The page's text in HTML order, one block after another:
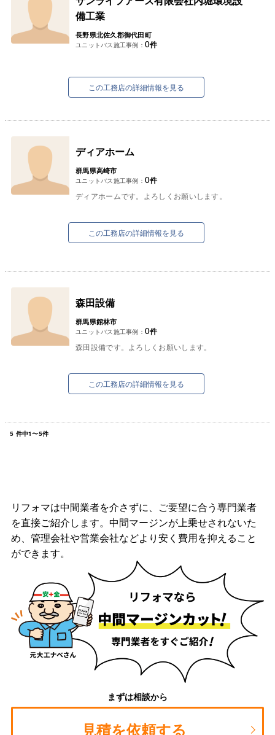
備工業
長野県北佐久郡御代田町
ユニットバス施工事例： 0件
この工務店の詳細情報を見る
ディアホーム
群馬県高崎市
ユニットバス施工事例： 0件
ディアホームです。よろしくお願いします。
この工務店の詳細情報を見る
森田設備
群馬県館林市
ユニットバス施工事例： 0件
森田設備です。よろしくお願いします。
この工務店の詳細情報を見る
5 件中1〜5件
リフォマは中間業者を介さずに、ご要望に合う専門業者
を直接ご紹介します。中間マージンが上乗せされないた
め、管理会社や営業会社などより安く費用を抑えること
ができます。
まずは相談から
見積を依頼する